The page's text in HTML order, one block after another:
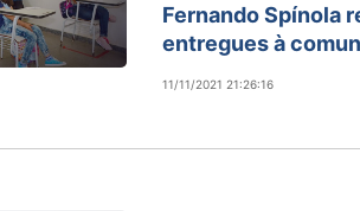
Fernando Spínola
entregues à
11/11/2021 21:26:16